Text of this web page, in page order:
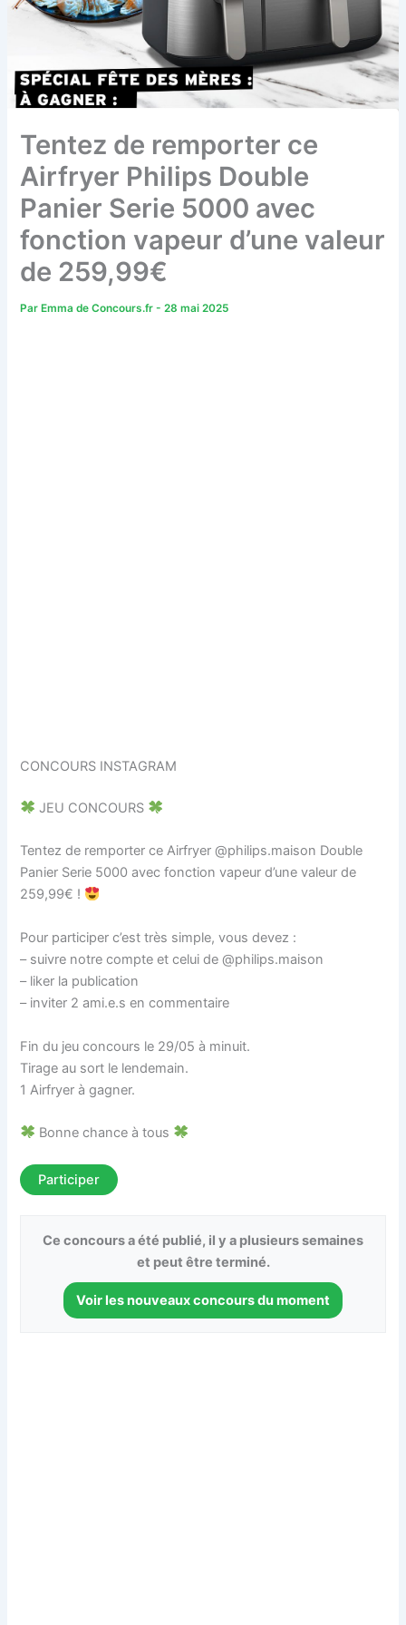
Tentez de remporter ce
Airfryer Philips Double
Panier Serie 5000 avec
fonction vapeur d’une valeur
de 259,99€
ParEmma de Concours.fr-28 mai 2025
CONCOURS INSTAGRAM
JEU CONCOURS
Tentez de remporter ce Airfryer @philips.maison Double
Panier Serie 5000 avec fonction vapeur d’une valeur de
259,99€ !
Pour participer c’est très simple, vous devez :
– suivre notre compte et celui de @philips.maison
– liker la publication
– inviter 2 ami.e.s en commentaire
Fin du jeu concours le 29/05 à minuit.
Tirage au sort le lendemain.
1 Airfryer à gagner.
Bonne chance à tous
Participer
Ce concours a été publié, il y a plusieurs semaines
et peut être terminé.
Voir les nouveaux concours du moment